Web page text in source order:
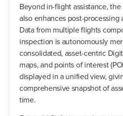
Beyond in-flight assistance,
also enhances post-processing
Data from multiple flights
inspection is autonomously
consolidated, asset-centric
maps, and points of interest
displayed in a unified view,
comprehensive snapshot of
time.